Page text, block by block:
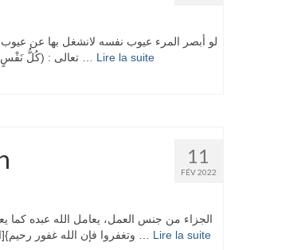
لو أبصر المرء عيوب نفسه لانشغل بها عن عيوب
Lire la suite­­
11
FÉV 2022
الجزاء من جنس العمل، يعامل الله عبده كما
Lire la suite­­